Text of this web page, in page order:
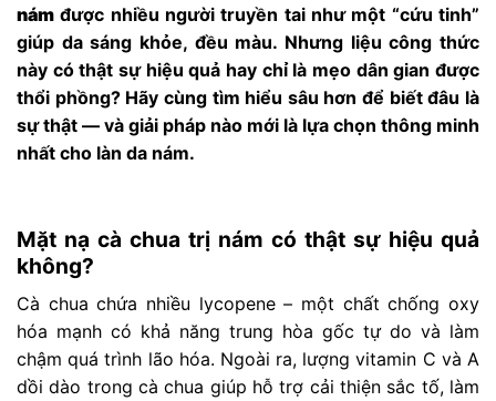
nám được nhiều người truyền tai như một “cứu tinh”
giúp da sáng khỏe, đều màu. Nhưng liệu công thức
này có thật sự hiệu quả hay chỉ là mẹo dân gian được
thổi phồng? Hãy cùng tìm hiểu sâu hơn để biết đâu là
sự thật — và giải pháp nào mới là lựa chọn thông minh
nhất cho làn da nám.
Mặt nạ cà chua trị nám có thật sự hiệu quả
không?
Cà chua chứa nhiều lycopene – một chất chống oxy
hóa mạnh có khả năng trung hòa gốc tự do và làm
chậm quá trình lão hóa. Ngoài ra, lượng vitamin C và A
dồi dào trong cà chua giúp hỗ trợ cải thiện sắc tố, làm